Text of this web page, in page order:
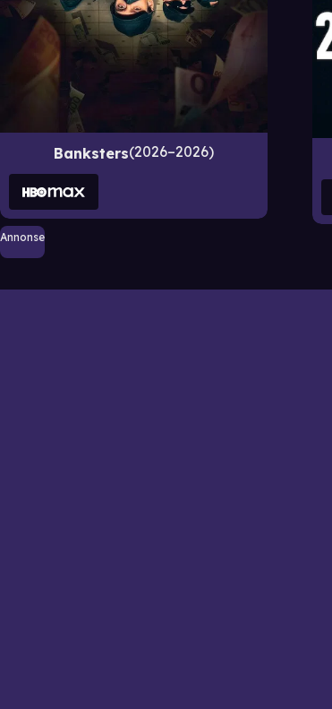
Banksters 2026–2026
Annonse